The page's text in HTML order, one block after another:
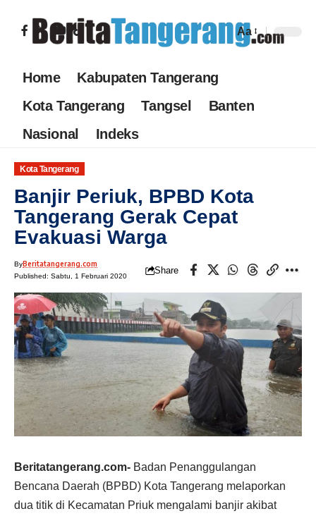
Aa
Home
Kabupaten Tangerang
Kota Tangerang
Tangsel
Banten
Nasional
Indeks
Kota Tangerang
Banjir Periuk, BPBD Kota
Tangerang Gerak Cepat
Evakuasi Warga
ByBeritatangerang.com
Published: Sabtu, 1 Februari 2020
Share
Beritatangerang.com- Badan Penanggulangan
Bencana Daerah (BPBD) Kota Tangerang melaporkan
dua titik di Kecamatan Priuk mengalami banjir akibat